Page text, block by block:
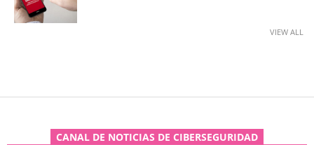
VIEW ALL
CANAL DE NOTICIAS DE CIBERSEGURIDAD